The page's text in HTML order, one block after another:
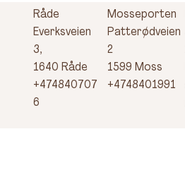
Råde
Everksveien
3,
1640 Råde
+474840707
6
Mosseporten
Patterødveien
2
1599 Moss
+4748401991